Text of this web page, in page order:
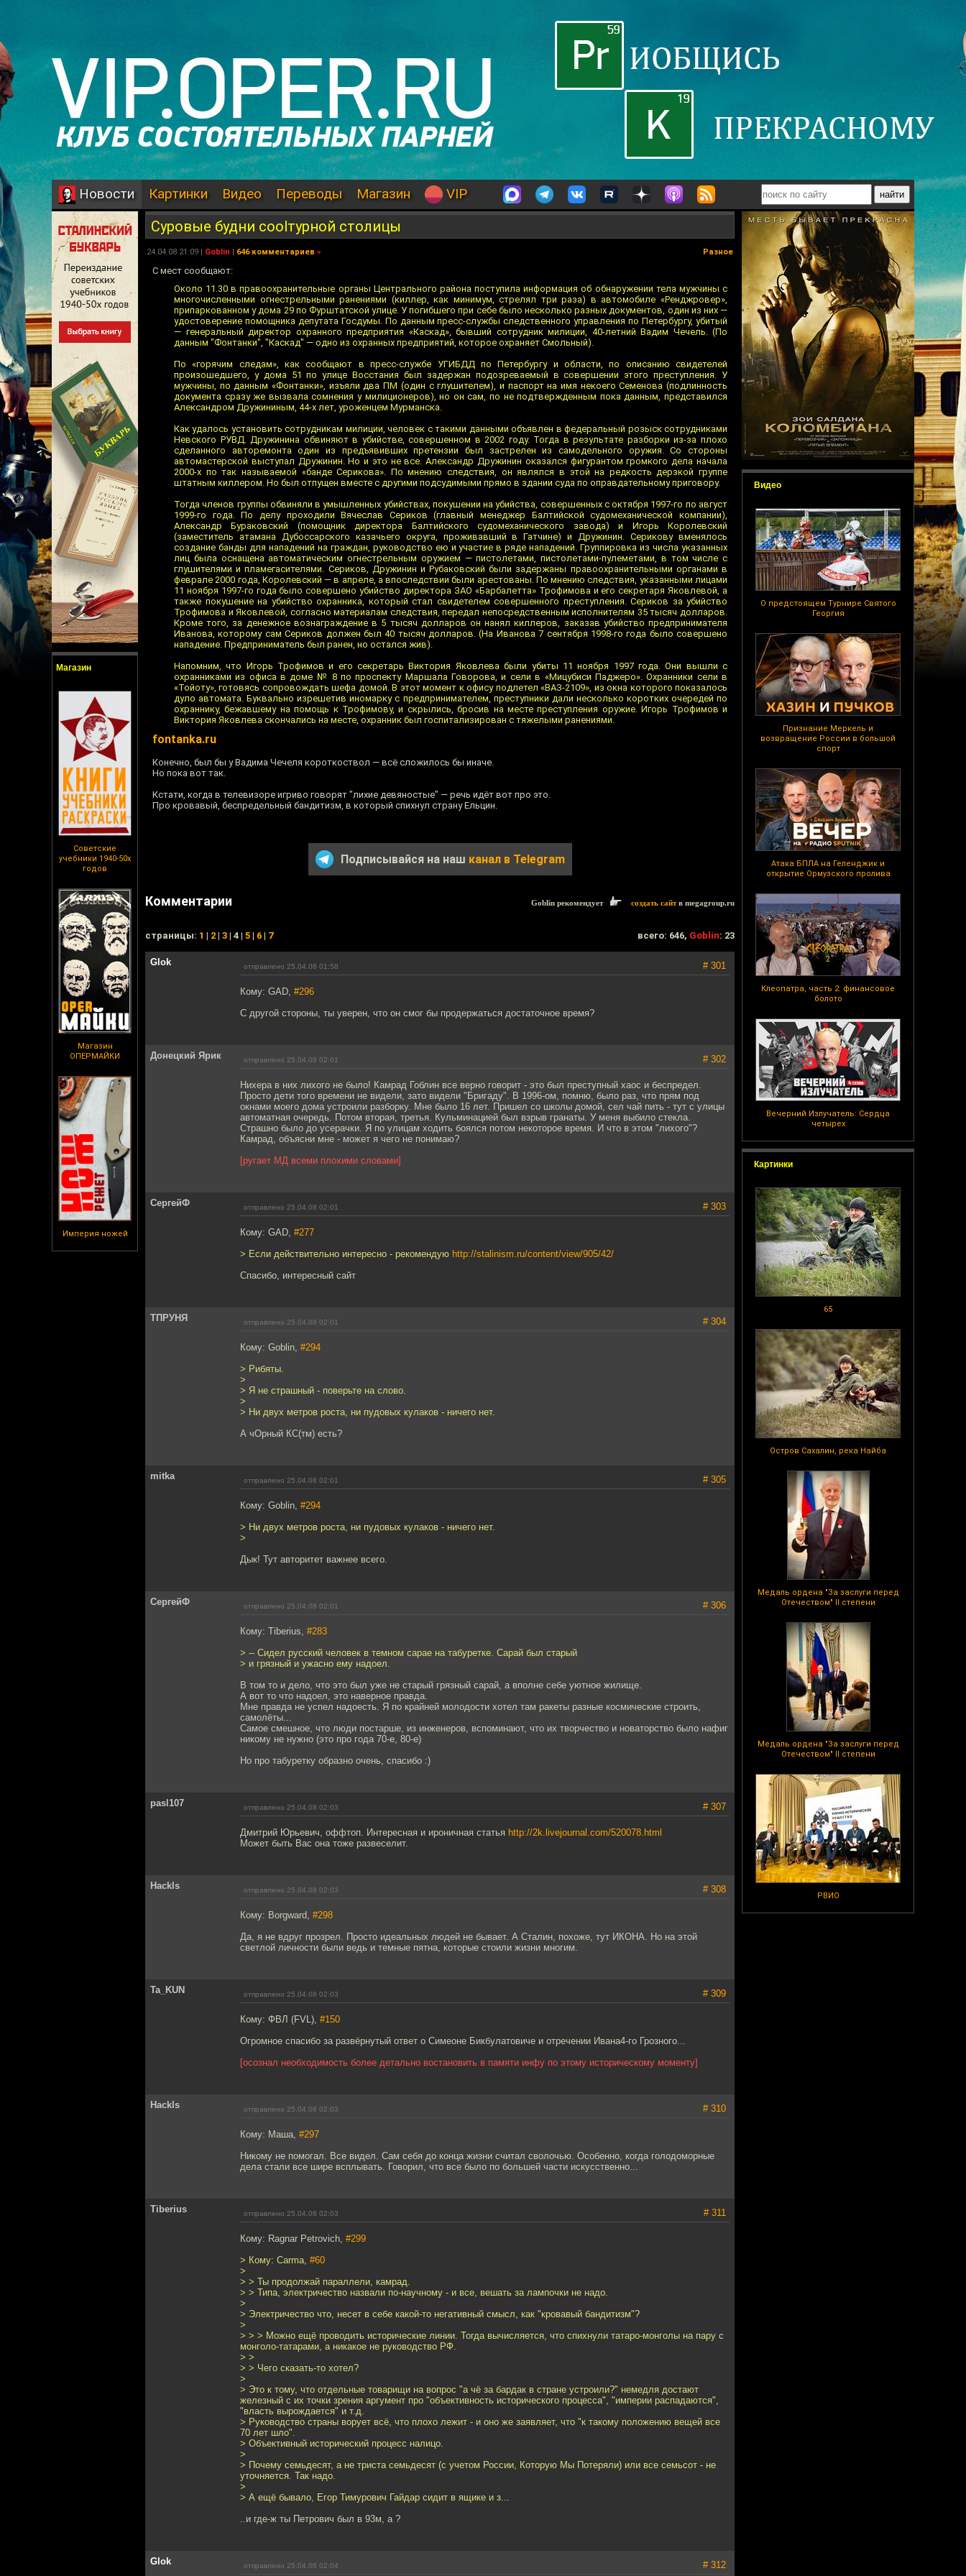
Новости Картинки Видео Переводы Магазин VIP
Магазин
Советские
учебники 1940-50х
годов
Магазин
ОПЕРМАЙКИ
Империя ножей
Видео
О предстоящем Турнире Святого
Георгия
Признание Меркель и
возвращение России в большой
спорт
Атака БПЛА на Геленджик и
открытие Ормузского пролива
Клеопатра, часть 2: финансовое
болото
Вечерний Излучатель: Сердца
четырех
Картинки
65
Остров Сахалин, река Найба
Медаль ордена "За заслуги перед
Отечеством" II степени
Медаль ордена "За заслуги перед
Отечеством" II степени
РВИО
Суровые будни coolтурной столицы
24.04.08 21:09 | Goblin | 646 комментариев » Разное
С мест сообщают:
Около 11.30 в правоохранительные органы Центрального района поступила информация об обнаружении тела мужчины с
многочисленными огнестрельными ранениями (киллер, как минимум, стрелял три раза) в автомобиле «Ренджровер»,
припаркованном у дома 29 по Фурштатской улице. У погибшего при себе было несколько разных документов, один из них —
удостоверение помощника депутата Госдумы. По данным пресс-службы следственного управления по Петербургу, убитый
— генеральный директор охранного предприятия «Каскад», бывший сотрудник милиции, 40-летний Вадим Чечель. (По
данным "Фонтанки", "Каскад" — одно из охранных предприятий, которое охраняет Смольный).
По «горячим следам», как сообщают в пресс-службе УГИБДД по Петербургу и области, по описанию свидетелей
произошедшего, у дома 51 по улице Восстания был задержан подозреваемый в совершении этого преступления. У
мужчины, по данным «Фонтанки», изъяли два ПМ (один с глушителем), и паспорт на имя некоего Семенова (подлинность
документа сразу же вызвала сомнения у милиционеров), но он сам, по не подтвержденным пока данным, представился
Александром Дружининым, 44-х лет, уроженцем Мурманска.
Как удалось установить сотрудникам милиции, человек с такими данными объявлен в федеральный розыск сотрудниками
Невского РУВД. Дружинина обвиняют в убийстве, совершенном в 2002 году. Тогда в результате разборки из-за плохо
сделанного авторемонта один из предъявивших претензии был застрелен из самодельного оружия. Со стороны
автомастерской выступал Дружинин. Но и это не все. Александр Дружинин оказался фигурантом громкого дела начала
2000-х по так называемой «банде Серикова». По мнению следствия, он являлся в этой на редкость дерзкой группе
штатным киллером. Но был отпущен вместе с другими подсудимыми прямо в здании суда по оправдательному приговору.
Тогда членов группы обвиняли в умышленных убийствах, покушении на убийства, совершенных с октября 1997-го по август
1999-го года. По делу проходили Вячеслав Сериков (главный менеджер Балтийской судомеханической компании),
Александр Бураковский (помощник директора Балтийского судомеханического завода) и Игорь Королевский
(заместитель атамана Дубоссарского казачьего округа, проживавший в Гатчине) и Дружинин. Серикову вменялось
создание банды для нападений на граждан, руководство ею и участие в ряде нападений. Группировка из числа указанных
лиц была оснащена автоматическим огнестрельным оружием — пистолетами, пистолетами-пулеметами, в том числе с
глушителями и пламегасителями. Сериков, Дружинин и Рубаковский были задержаны правоохранительными органами в
феврале 2000 года, Королевский — в апреле, а впоследствии были арестованы. По мнению следствия, указанными лицами
11 ноября 1997-го года было совершено убийство директора ЗАО «Барбалетта» Трофимова и его секретаря Яковлевой, а
также покушение на убийство охранника, который стал свидетелем совершенного преступления. Сериков за убийство
Трофимова и Яковлевой, согласно материалам следствия, передал непосредственным исполнителям 35 тысяч долларов.
Кроме того, за денежное вознаграждение в 5 тысяч долларов он нанял киллеров, заказав убийство предпринимателя
Иванова, которому сам Сериков должен был 40 тысяч долларов. (На Иванова 7 сентября 1998-го года было совершено
нападение. Предприниматель был ранен, но остался жив).
Напомним, что Игорь Трофимов и его секретарь Виктория Яковлева были убиты 11 ноября 1997 года. Они вышли с
охранниками из офиса в доме № 8 по проспекту Маршала Говорова, и сели в «Мицубиси Паджеро». Охранники сели в
«Тойоту», готовясь сопровождать шефа домой. В этот момент к офису подлетел «ВАЗ-2109», из окна которого показалось
дуло автомата. Буквально изрешетив иномарку с предпринимателем, преступники дали несколько коротких очередей по
охраннику, бежавшему на помощь к Трофимову, и скрылись, бросив на месте преступления оружие. Игорь Трофимов и
Виктория Яковлева скончались на месте, охранник был госпитализирован с тяжелыми ранениями.
fontanka.ru
Конечно, был бы у Вадима Чечеля короткоствол — всё сложилось бы иначе.
Но пока вот так.
Кстати, когда в телевизоре игриво говорят "лихие девяностые" — речь идёт вот про это.
Про кровавый, беспредельный бандитизм, в который спихнул страну Ельцин.
Подписывайся на наш канал в Telegram
Комментарии Goblin рекомендует создать сайтв megagroup.ru
cтраницы: 1 | 2 | 3 | 4 | 5 | 6 | 7 всего: 646, Goblin: 23
Glok отправлено 25.04.08 01:58 # 301
Кому: GAD, #296
С другой стороны, ты уверен, что он смог бы продержаться достаточное время?
Донецкий Ярик отправлено 25.04.08 02:01 # 302
Нихера в них лихого не было! Камрад Гоблин все верно говорит - это был преступный хаос и беспредел.
Просто дети того времени не видели, зато видели "Бригаду". В 1996-ом, помню, было раз, что прям под
окнами моего дома устроили разборку. Мне было 16 лет. Пришел со школы домой, сел чай пить - тут с улицы
автоматная очередь. Потом вторая, третья. Кульминацией был взрыв гранаты. У меня выбило стекла.
Страшно было до усерачки. Я по улицам ходить боялся потом некоторое время. И что в этом "лихого"?
Камрад, объясни мне - может я чего не понимаю?
[ругает МД всеми плохими словами]
СергейФ отправлено 25.04.08 02:01 # 303
Кому: GAD, #277
> Если действительно интересно - рекомендую http://stalinism.ru/content/view/905/42/
Спасибо, интересный сайт
ТПРУНЯ отправлено 25.04.08 02:01 # 304
Кому: Goblin, #294
> Рибяты.
>
> Я не страшный - поверьте на слово.
>
> Ни двух метров роста, ни пудовых кулаков - ничего нет.
А чОрный КС(тм) есть?
mitka отправлено 25.04.08 02:01 # 305
Кому: Goblin, #294
> Ни двух метров роста, ни пудовых кулаков - ничего нет.
>
Дык! Тут авторитет важнее всего.
СергейФ отправлено 25.04.08 02:01 # 306
Кому: Tiberius, #283
> -- Сидел русский человек в темном сарае на табуретке. Сарай был старый
> и грязный и ужасно ему надоел.
В том то и дело, что это был уже не старый грязный сарай, а вполне себе уютное жилище.
А вот то что надоел, это наверное правда.
Мне правда не успел надоесть. Я по крайней молодости хотел там ракеты разные космические строить,
самолёты...
Самое смешное, что люди постарше, из инженеров, вспоминают, что их творчество и новаторство было нафиг
никому не нужно (это про года 70-е, 80-е)
Но про табуретку образно очень, спасибо :)
pasl107 отправлено 25.04.08 02:03 # 307
Дмитрий Юрьевич, оффтоп. Интересная и ироничная статья http://2k.livejournal.com/520078.html
Может быть Вас она тоже развеселит.
Hackls отправлено 25.04.08 02:03 # 308
Кому: Borgward, #298
Да, я не вдруг прозрел. Просто идеальных людей не бывает. А Сталин, похоже, тут ИКОНА. Но на этой
светлой личности были ведь и темные пятна, которые стоили жизни многим.
Ta_KUN отправлено 25.04.08 02:03 # 309
Кому: ФВЛ (FVL), #150
Огромное спасибо за развёрнутый ответ о Симеоне Бикбулатовиче и отречении Ивана4-го Грозного...
[осознал необходимость более детально востановить в памяти инфу по этому историческому моменту]
Hackls отправлено 25.04.08 02:03 # 310
Кому: Маша, #297
Никому не помогал. Все видел. Сам себя до конца жизни считал сволочью. Особенно, когда голодоморные
дела стали все шире всплывать. Говорил, что все было по большей части искусственно...
Tiberius отправлено 25.04.08 02:03 # 311
Кому: Ragnar Petrovich, #299
> Кому: Carma, #60
>
> > Ты продолжай параллели, камрад.
> > Типа, электричество назвали по-научному - и все, вешать за лампочки не надо.
>
> Электричество что, несет в себе какой-то негативный смысл, как "кровавый бандитизм"?
>
> > > Можно ещё проводить исторические линии. Тогда вычисляется, что спихнули татаро-монголы на пару с
монголо-татарами, а никакое не руководство РФ.
> >
> > Чего сказать-то хотел?
>
> Это к тому, что отдельные товарищи на вопрос "а чё за бардак в стране устроили?" немедля достают
железный с их точки зрения аргумент про "объективность исторического процесса", "империи распадаются",
"власть вырождается" и т.д.
> Руководство страны ворует всё, что плохо лежит - и оно же заявляет, что "к такому положению вещей все
70 лет шло".
> Объективный исторический процесс налицо.
>
> Почему семьдесят, а не триста семьдесят (с учетом России, Которую Мы Потеряли) или все семьсот - не
уточняется. Так надо.
>
> А ещё бывало, Егор Тимурович Гайдар сидит в ящике и з...
..и где-ж ты Петрович был в 93м, а ?
Glok отправлено 25.04.08 02:04 # 312